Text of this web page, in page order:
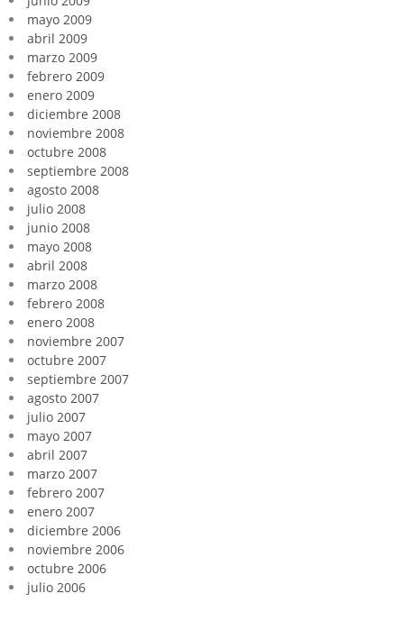
mayo 2009
abril 2009
marzo 2009
febrero 2009
enero 2009
diciembre 2008
noviembre 2008
octubre 2008
septiembre 2008
agosto 2008
julio 2008
junio 2008
mayo 2008
abril 2008
marzo 2008
febrero 2008
enero 2008
noviembre 2007
octubre 2007
septiembre 2007
agosto 2007
julio 2007
mayo 2007
abril 2007
marzo 2007
febrero 2007
enero 2007
diciembre 2006
noviembre 2006
octubre 2006
julio 2006